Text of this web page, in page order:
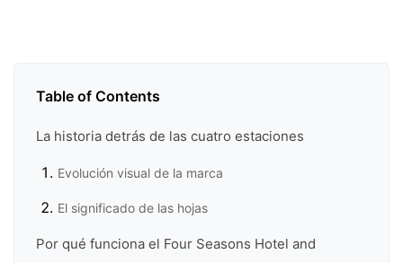
Table of Contents
La historia detrás de las cuatro estaciones
Evolución visual de la marca
El significado de las hojas
Por qué funciona el Four Seasons Hotel and